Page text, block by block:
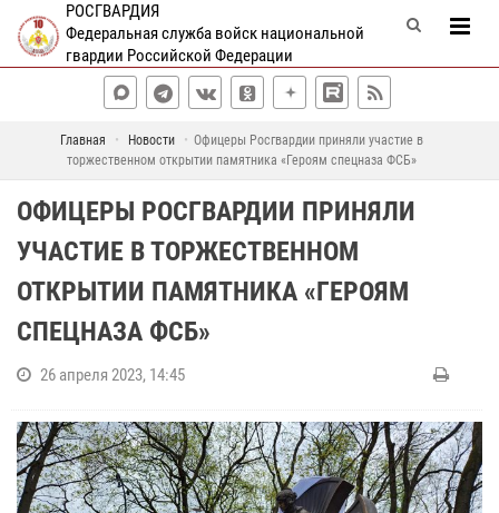
РОСГВАРДИЯ
Федеральная служба войск национальной
гвардии Российской Федерации
Главная Новости
Офицеры Росгвардии приняли участие в
торжественном открытии памятника «Героям спецназа ФСБ»
ОФИЦЕРЫ РОСГВАРДИИ ПРИНЯЛИ
УЧАСТИЕ В ТОРЖЕСТВЕННОМ
ОТКРЫТИИ ПАМЯТНИКА «ГЕРОЯМ
СПЕЦНАЗА ФСБ»
26 апреля 2023, 14:45